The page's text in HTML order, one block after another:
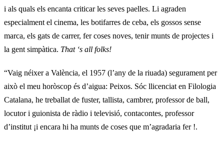
i als quals els encanta criticar les seves paelles. Li agraden
especialment el cinema, les botifarres de ceba, els gossos sense
marca, els gats de carrer, fer coses noves, tenir munts de projectes i
la gent simpàtica. That ‘s all folks!
“Vaig néixer a València, el 1957 (l’any de la riuada) segurament per
això el meu horòscop és d’aigua: Peixos. Sóc llicenciat en Filologia
Catalana, he treballat de fuster, tallista, cambrer, professor de ball,
locutor i guionista de ràdio i televisió, contacontes, professor
d’institut ¡i encara hi ha munts de coses que m’agradaria fer !.